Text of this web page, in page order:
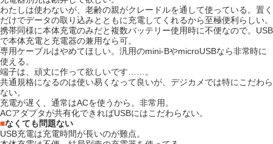
わたしは使わないが、老齢の親がクレードルを通して使っている。置く
だけでデータの取り込みとともに充電してくれるから至極便利らしい。
携帯同様に本体充電のみだと複数バッテリー使用時に不便なので。USB
で本体充電と充電器の兼用なら可。
専用ケーブルはやめてほしい。汎用のmini-BやmicroUSBなら非常時に
使える。
端子は、頑丈に作って欲しいです……。
共通規格になるのは使い易くなって良いが、デジカメでは特にこだわら
ない。
充電が遅く、通常はACを使うから。非常用。
ACアダプタが共有化できればUSBにはこだわらない。
■なくても問題ない
USB充電は充電時間が長いのが難点。